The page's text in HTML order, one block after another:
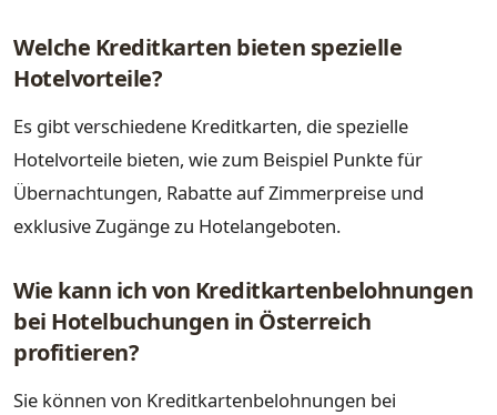
Welche Kreditkarten bieten spezielle
Hotelvorteile?
Es gibt verschiedene Kreditkarten, die spezielle
Hotelvorteile bieten, wie zum Beispiel Punkte für
Übernachtungen, Rabatte auf Zimmerpreise und
exklusive Zugänge zu Hotelangeboten.
Wie kann ich von Kreditkartenbelohnungen
bei Hotelbuchungen in Österreich
profitieren?
Sie können von Kreditkartenbelohnungen bei